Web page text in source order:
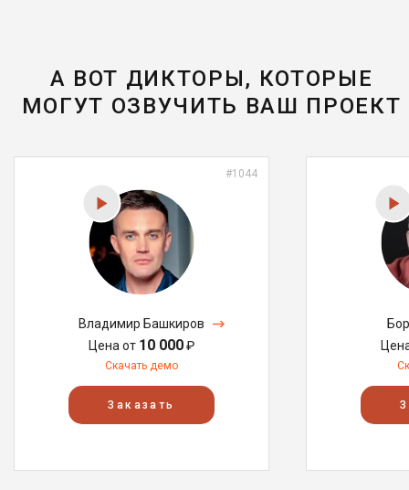
А ВОТ ДИКТОРЫ, КОТОРЫЕ
МОГУТ ОЗВУЧИТЬ ВАШ ПРОЕКТ
#1044
Владимир Башкиров
Цена от 10 000₽
Скачать демо
Заказать